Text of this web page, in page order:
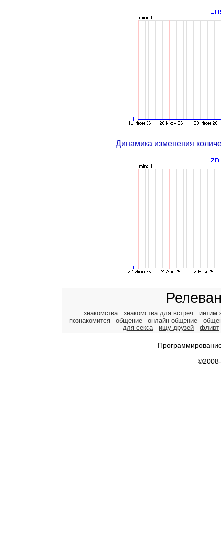
Динамика изменения
знакомства знакомства для встреч
интим
познакомится
общение онлайн общение
для секса
ищу друзей флирт